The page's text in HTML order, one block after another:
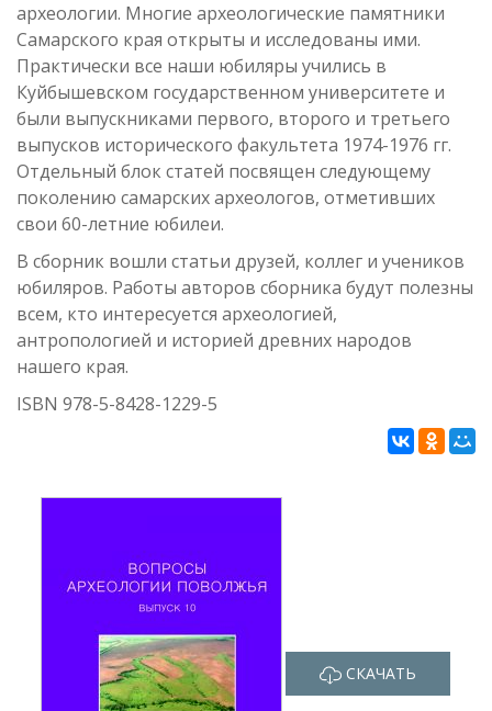
археологии. Многие археологические памятники
Самарского края открыты и исследованы ими.
Практически все наши юбиляры учились в
Куйбышевском государственном университете и
были выпускниками первого, второго и третьего
выпусков исторического факультета 1974-1976 гг.
Отдельный блок статей посвящен следующему
поколению самарских археологов, отметивших
свои 60-летние юбилеи.
В сборник вошли статьи друзей, коллег и учеников
юбиляров. Работы авторов сборника будут полезны
всем, кто интересуется археологией,
антропологией и историей древних народов
нашего края.
ISBN 978-5-8428-1229-5
СКАЧАТЬ